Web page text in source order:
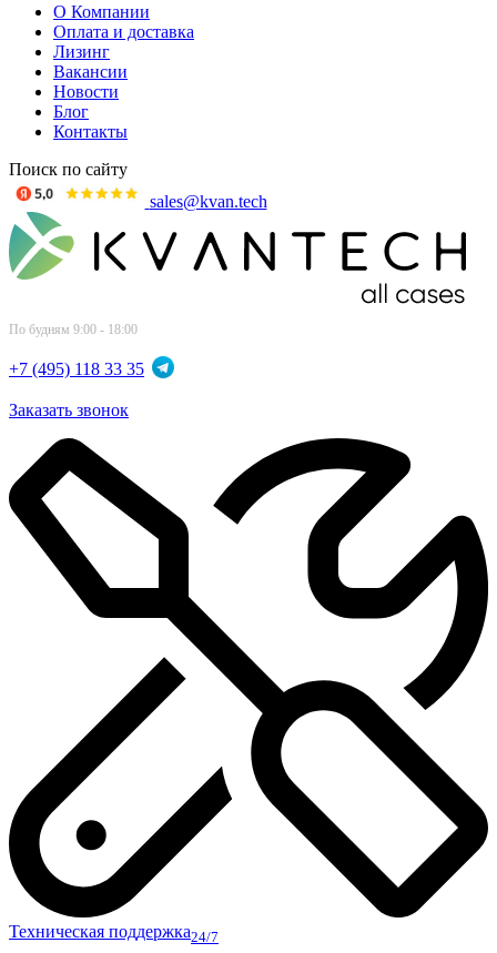
О Компании
Оплата и доставка
Лизинг
Вакансии
Новости
Блог
Контакты
Поиск по сайту
sales@kvan.tech
По будням 9:00 - 18:00
+7 (495) 118 33 35
Заказать звонок
Техническая поддержка24/7